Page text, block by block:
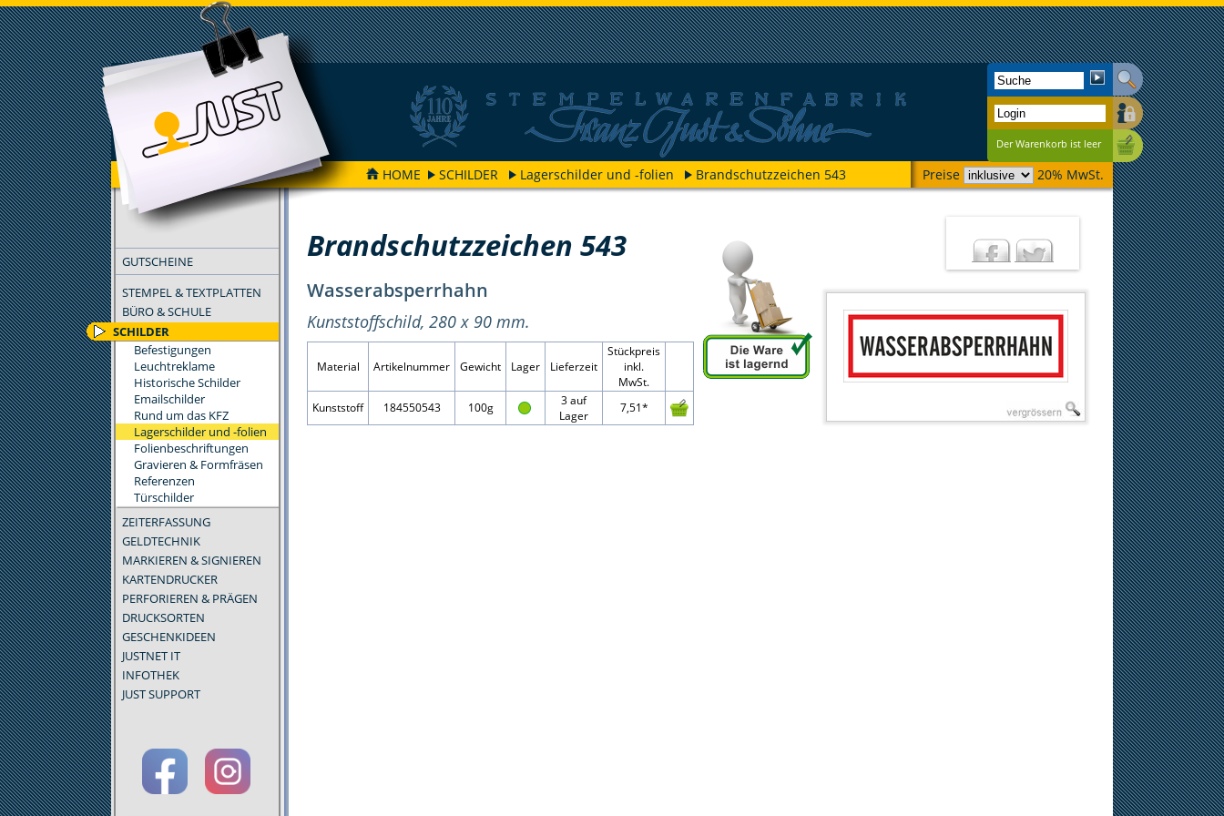
Der Warenkorb ist leer
Preise 20% MwSt.
HOME SCHILDER Lagerschilder und -folien Brandschutzzeichen 543
GUTSCHEINE
STEMPEL & TEXTPLATTEN
BÜRO & SCHULE
SCHILDER
Befestigungen
Leuchtreklame
Historische Schilder
Emailschilder
Rund um das KFZ
Lagerschilder und -folien
Folienbeschriftungen
Gravieren & Formfräsen
Referenzen
Türschilder
ZEITERFASSUNG
GELDTECHNIK
MARKIEREN & SIGNIEREN
KARTENDRUCKER
PERFORIEREN & PRÄGEN
DRUCKSORTEN
GESCHENKIDEEN
JUSTNET IT
INFOTHEK
JUST SUPPORT
FILTER
Brandschutzzeichen 543
Wasserabsperrhahn
Kunststoffschild, 280 x 90 mm.
Material Artikelnummer Gewicht Lager Lieferzeit
Stückpreis
inkl.
MwSt.
Kunststoff
184550543 100g
3 auf
Lager
7,51*